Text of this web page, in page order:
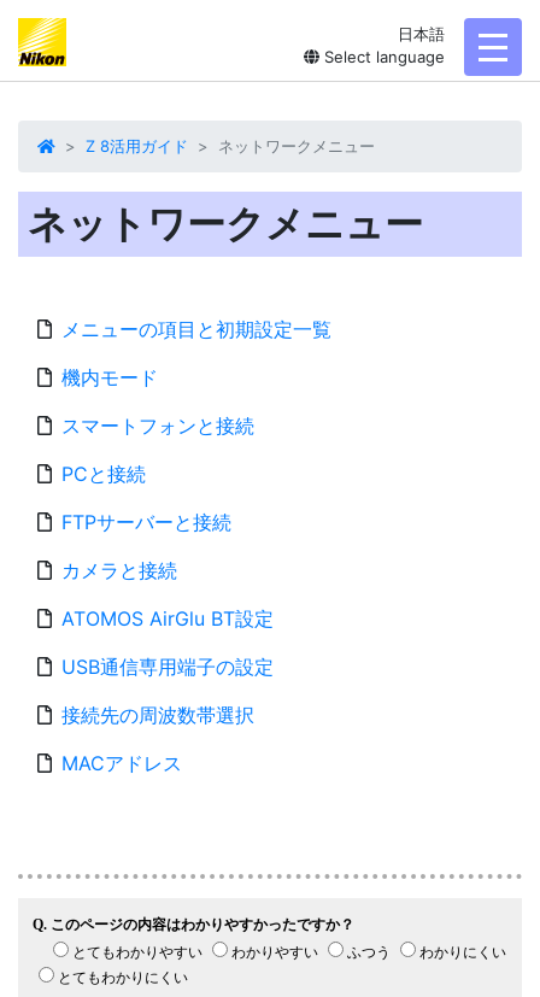
日本語
Select language
Z 8活用ガイド ネットワークメニュー
ネットワークメニュー
メニューの項目と初期設定一覧
機内モード
スマートフォンと接続
PCと接続
FTPサーバーと接続
カメラと接続
ATOMOS AirGlu BT設定
USB通信専用端子の設定
接続先の周波数帯選択
MACアドレス